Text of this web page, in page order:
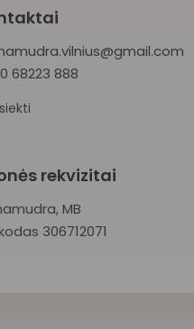
68223 888
rekvizitai
MB
306712071